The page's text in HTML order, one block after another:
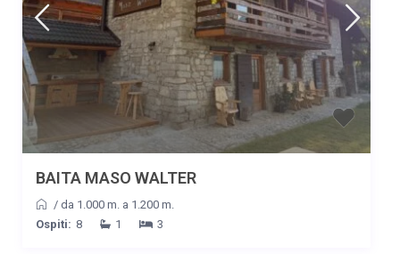
BAITA MASO WALTER
/ da 1.000 m. a 1.200 m.
Ospiti: 8 1 3